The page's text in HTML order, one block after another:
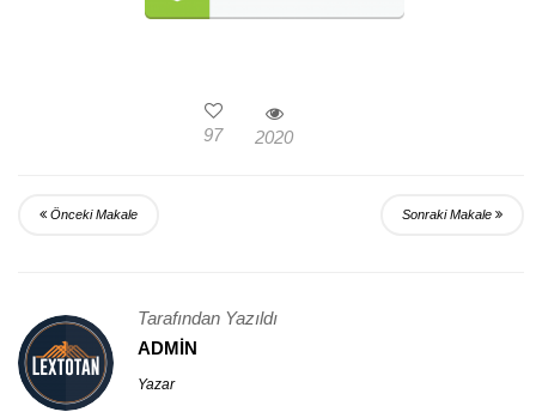
97 2020
Önceki Makale Sonraki Makale
Tarafından Yazıldı
ADMIN
Yazar